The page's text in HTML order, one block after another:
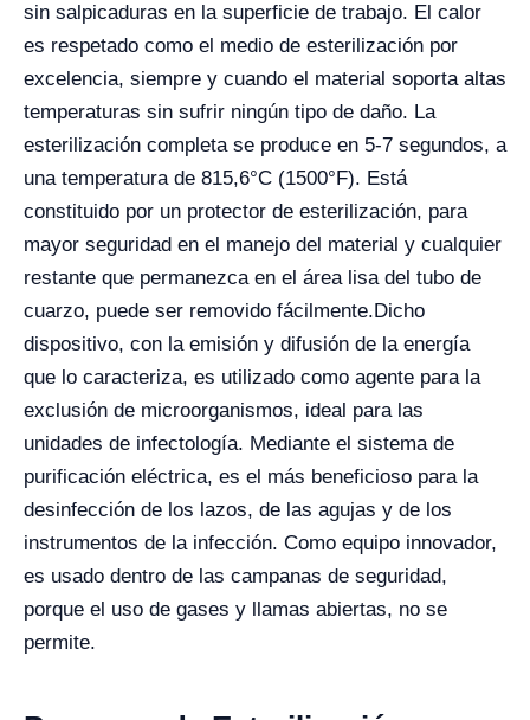
sin salpicaduras en la superficie de trabajo. El calor
es respetado como el medio de esterilización por
excelencia, siempre y cuando el material soporta altas
temperaturas sin sufrir ningún tipo de daño. La
esterilización completa se produce en 5-7 segundos, a
una temperatura de 815,6°C (1500°F). Está
constituido por un protector de esterilización, para
mayor seguridad en el manejo del material y cualquier
restante que permanezca en el área lisa del tubo de
cuarzo, puede ser removido fácilmente.Dicho
dispositivo, con la emisión y difusión de la energía
que lo caracteriza, es utilizado como agente para la
exclusión de microorganismos, ideal para las
unidades de infectología. Mediante el sistema de
purificación eléctrica, es el más beneficioso para la
desinfección de los lazos, de las agujas y de los
instrumentos de la infección. Como equipo innovador,
es usado dentro de las campanas de seguridad,
porque el uso de gases y llamas abiertas, no se
permite.